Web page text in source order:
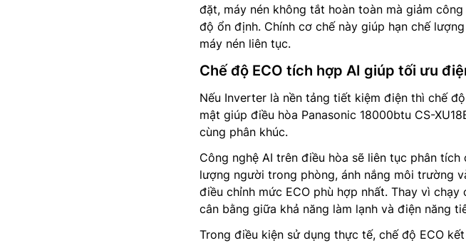
đặt, máy nén không tắt hoàn toàn mà giảm
độ ổn định. Chính cơ chế này giúp hạn chế
máy nén liên tục.
Chế độ ECO tích hợp AI giúp tối ưu
Nếu Inverter là nền tảng tiết kiệm điện thì chế
mật giúp điều hòa Panasonic 18000btu CS-
cùng phân khúc.
Công nghệ AI trên điều hòa sẽ liên tục phân
lượng người trong phòng, ánh nắng môi trường
điều chỉnh mức ECO phù hợp nhất. Thay vì
cân bằng giữa khả năng làm lạnh và điện năng
Trong điều kiện sử dụng thực tế, chế độ ECO